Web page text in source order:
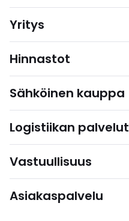
Yritys
Hinnastot
Sähköinen kauppa
Logistiikan palvelut
Vastuullisuus
Asiakaspalvelu